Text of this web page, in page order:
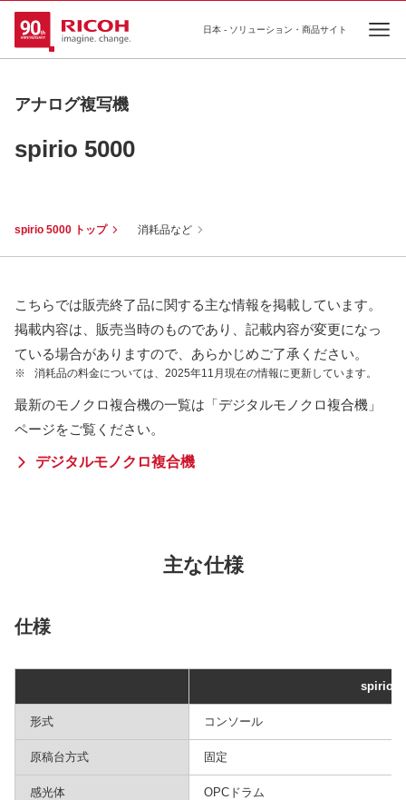
日本 - ソリューション・商品サイト
アナログ複写機
spirio 5000
spirio 5000 トップ 消耗品など
こちらでは販売終了品に関する主な情報を掲載しています。
掲載内容は、販売当時のものであり、記載内容が変更になっ
ている場合がありますので、あらかじめご了承ください。
※ 消耗品の料金については、2025年11月現在の情報に更新しています。
最新のモノクロ複合機の一覧は「デジタルモノクロ複合機」
ページをご覧ください。
デジタルモノクロ複合機
主な仕様
仕様
spirio
形式 コンソール
原稿台方式 固定
感光体 OPCドラム